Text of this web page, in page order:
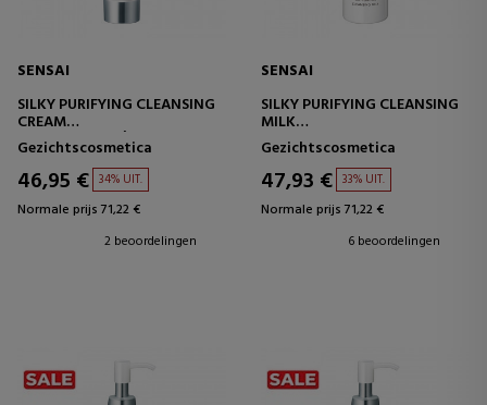
SENSAI
SILKY PURIFYING CLEANSING
CREAM
REINIGENDE CRÈME
Gezichtscosmetica
46,95 € 34% UIT.
Normale prijs 71,22 €
2 beoordelingen
SENSAI
SILKY PURIFYING CLEANSING
MILK
REINIGENDE BEHANDELING
Gezichtscosmetica
47,93 € 33% UIT.
Normale prijs 71,22 €
6 beoordelingen